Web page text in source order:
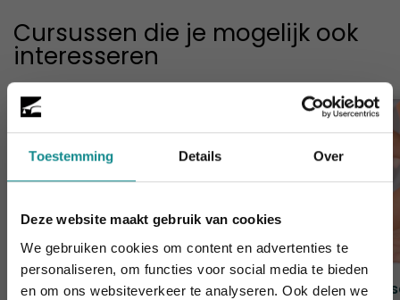
Toestemming Details Over
Deze website maakt gebruik van cookies
We gebruiken cookies om content en advertenties te
personaliseren, om functies voor social media te bieden
en om ons websiteverkeer te analyseren. Ook delen we
Cursussen die je mogelijk ook
interesseren
Aromatherapie